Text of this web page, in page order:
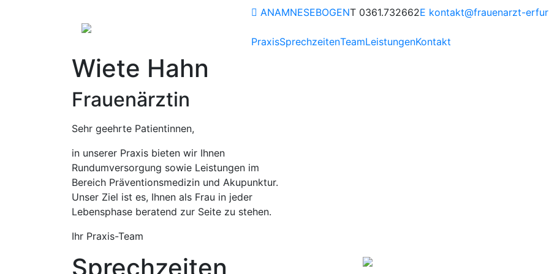
ANAMNESEBOGENT 0361.732662E kontakt@frauenarzt-
PraxisSprechzeitenTeamLeistungenKontakt
Wiete Hahn
Frauenärztin
Sehr geehrte Patientinnen,
in unserer Praxis bieten wir Ihnen
Rundumversorgung sowie Leistungen im
Bereich Präventionsmedizin und Akupunktur.
Unser Ziel ist es, Ihnen als Frau in jeder
Lebensphase beratend zur Seite zu stehen.
Ihr Praxis-Team
Sprech­zeiten